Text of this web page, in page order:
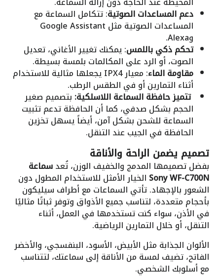
دعم المساعدات الصوتية: تتكامل السماعة مع
المساعدات الصوتية مثل Google Assistant
وAlexa.
تحكم ذكي باللمس: يمكنك تغيير الأغاني، تعديل
الصوت، أو الرد على المكالمات بلمسة بسيطة.
مقاومة الماء : معيار IPX4 يجعلها مثالية للاستخدام
أثناء التمارين أو في الطقس الرطب.
تتميز حافظة السماعة اللاسلكية: بتصميم صغير
الحجم بشكل صدفي، كما أن الحافظة تدعم تثبيت
السماعة للشحن بشكل آمن، أيضاً يسهل تخزين
الحافظة في الجيب عند التنقل.
تصميم يضمن الراحة والأناقة
بفضل تصميمها المدمج والخفيف الوزن، تُعدسماعة
Sony WF-C700N الخيار الأمثل للاستخدام المطول دون
الشعور بالإجهاد. تأتي السماعات مع أطراف سيليكون
بأحجام متعددة، لتناسب جميع الأذواق وتوفر ثباتًا مثاليًا
في الأذن، سواء كنت تستخدمها في العمل، أثناء
التنقل، أو خلال التمارين الرياضية.
الألوان الجذابة مثل الأبيض، الأسود، البنفسجي، والأخضر
الفاتح، تضيف لمسة من الأناقة إلى سماعتك، لتتناسب
مع أسلوبك الشخصي.